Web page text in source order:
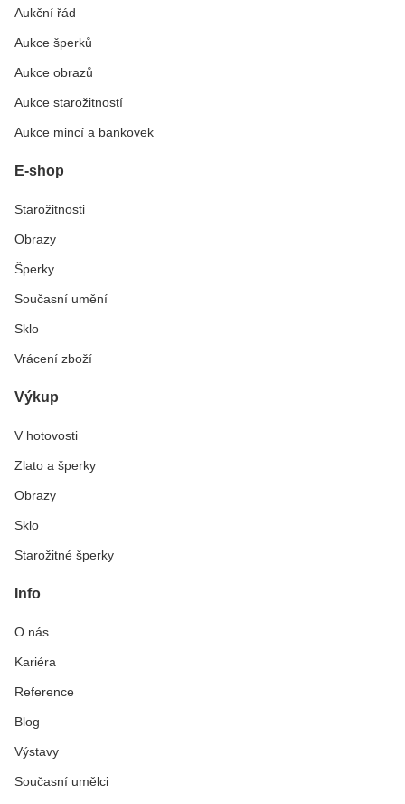
Aukční řád
Aukce šperků
Aukce obrazů
Aukce starožitností
Aukce mincí a bankovek
E-shop
Starožitnosti
Obrazy
Šperky
Současní umění
Sklo
Vrácení zboží
Výkup
V hotovosti
Zlato a šperky
Obrazy
Sklo
Starožitné šperky
Info
O nás
Kariéra
Reference
Blog
Výstavy
Současní umělci